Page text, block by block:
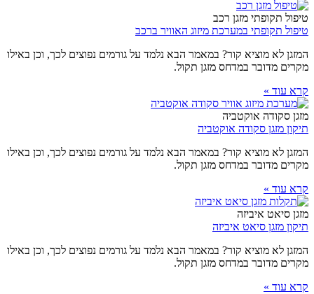
טיפול תקופתי מזגן רכב
טיפול תקופתי במערכת מיזוג האוויר ברכב
המזגן לא מוציא קור? במאמר הבא נלמד על גורמים נפוצים לכך, וכן באילו
מקרים מדובר במדחס מזגן תקול.
קרא עוד »
מזגן סקודה אוקטביה
תיקון מזגן סקודה אוקטביה
המזגן לא מוציא קור? במאמר הבא נלמד על גורמים נפוצים לכך, וכן באילו
מקרים מדובר במדחס מזגן תקול.
קרא עוד »
מזגן סיאט איביזה
תיקון מזגן סיאט איביזה
המזגן לא מוציא קור? במאמר הבא נלמד על גורמים נפוצים לכך, וכן באילו
מקרים מדובר במדחס מזגן תקול.
קרא עוד »